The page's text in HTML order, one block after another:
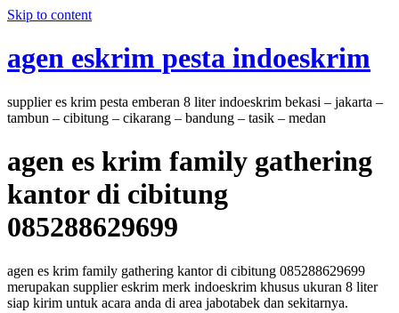
Skip to content
agen eskrim pesta indoeskrim
supplier es krim pesta emberan 8 liter indoeskrim bekasi – jakarta –
tambun – cibitung – cikarang – bandung – tasik – medan
agen es krim family gathering
kantor di cibitung
085288629699
agen es krim family gathering kantor di cibitung 085288629699
merupakan supplier eskrim merk indoeskrim khusus ukuran 8 liter
siap kirim untuk acara anda di area jabotabek dan sekitarnya.